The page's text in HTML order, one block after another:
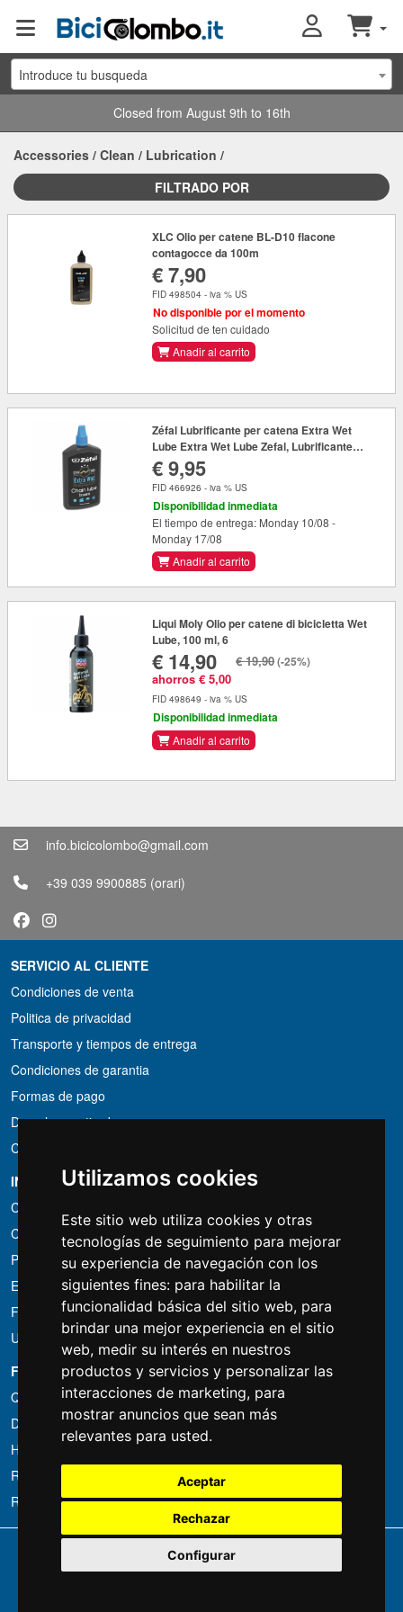
Utilizamos cookies
Este sitio web utiliza cookies y otras
tecnologías de seguimiento para mejorar
su experiencia de navegación con los
siguientes fines: para habilitar la
funcionalidad básica del sitio web, para
brindar una mejor experiencia en el sitio
web, medir su interés en nuestros
productos y servicios y personalizar las
interacciones de marketing, para
mostrar anuncios que sean más
relevantes para usted.
Aceptar
Rechazar
Configurar
Introduce tu busqueda
Closed from August 9th to 16th
Accessories / Clean / Lubrication /
FILTRADO POR
XLC Olio per catene BL-D10 flacone
contagocce da 100m
€ 7,90
FID 498504 - iva % US
No disponible por el momento
Solicitud de ten cuidado
Anadir al carrito
Zéfal Lubrificante per catena Extra Wet
Lube Extra Wet Lube Zefal, Lubrificante
premium 125ml bottiglia
€ 9,95
FID 466926 - iva % US
Disponibilidad inmediata
El tiempo de entrega: Monday 10/08 -
Monday 17/08
Anadir al carrito
Liqui Moly Olio per catene di bicicletta Wet
Lube, 100 ml, 6
€ 14,90
ahorros € 5,00
€ 19,90(-25%)
FID 498649 - iva % US
Disponibilidad inmediata
Anadir al carrito
info.bicicolombo@gmail.com
+39 039 9900885 (orari)
SERVICIO AL CLIENTE
Condiciones de venta
Politica de privacidad
Transporte y tiempos de entrega
Condiciones de garantia
Formas de pago
Derecho a retirada
Condiciones de IVA
INFORMACIÓN
Condiciones de alquiler
Cotizaciones
Paquetes de ahorro
Encontrado por menos?
Financiacion
Uso
FOTOCOLOMBO.IT
Quienes somos
Donde estamos
Horario de la tienda
Resenas sobre Trovaprezzi
Resenas sobre Google
Copyright © Fotocolombo Srl - Viale Verdi 95 - 23807 Merate (LC) - P. Iva
03298370135 - SDI: M5UXCR1